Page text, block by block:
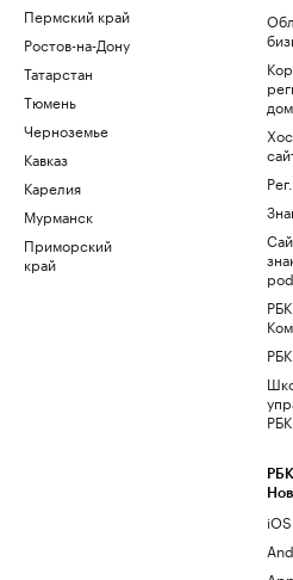
Пермский край
Ростов-на-Дону
Татарстан
Тюмень
Черноземье
Кавказ
Карелия
Мурманск
Приморский
край
РБК
РБК
РБК
iOS